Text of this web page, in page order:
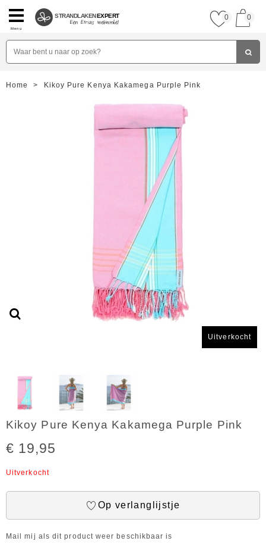
Menu
STRANDLAKENEXPERT 0 0
Home > Kikoy Pure Kenya Kakamega Purple Pink
Uitverkocht
Kikoy Pure Kenya Kakamega Purple Pink
€ 19,95
Uitverkocht
Op verlanglijstje
Mail mij als dit product weer beschikbaar is